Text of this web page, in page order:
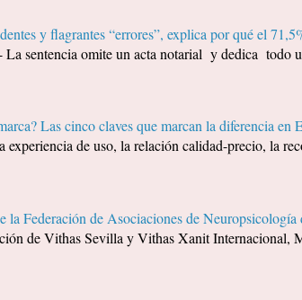
y flagrantes “errores”, explica por qué el
sentencia omite un acta notarial y dedica todo
Las cinco claves que marcan la diferencia en
de uso, la relación calidad-precio, la
la Federación de Asociaciones de
de Vithas Sevilla y Vithas Xanit Internacional,